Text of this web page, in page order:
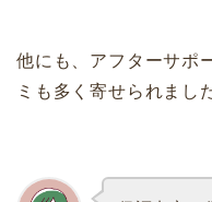
他にも、アフターサポ
ミも多く寄せられまし